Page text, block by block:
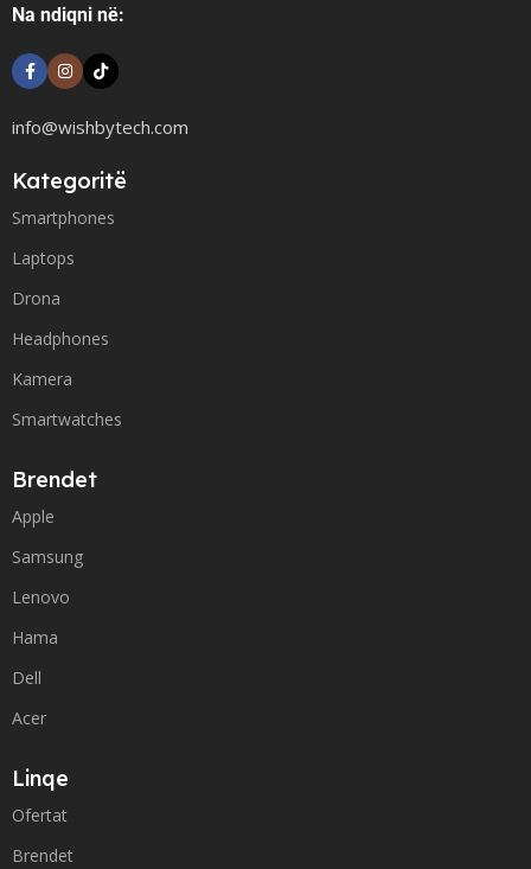
Na ndiqni në:
info@wishbytech.com
Kategoritë
Smartphones
Laptops
Drona
Headphones
Kamera
Smartwatches
Brendet
Apple
Samsung
Lenovo
Hama
Dell
Acer
Linqe
Ofertat
Brendet